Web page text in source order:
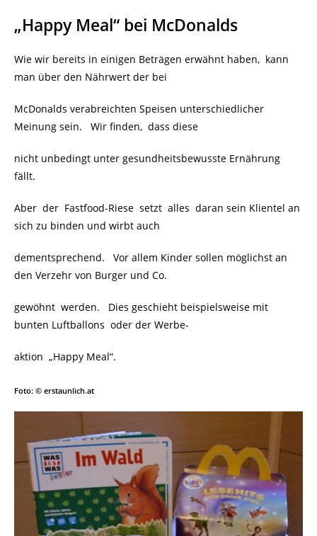
„Happy Meal“ bei McDonalds
Wie wir bereits in einigen Beträgen erwähnt haben, kann
man über den Nährwert der bei
McDonalds verabreichten Speisen unterschiedlicher
Meinung sein. Wir finden, dass diese
nicht unbedingt unter gesundheitsbewusste Ernährung
fällt.
Aber der Fastfood-Riese setzt alles daran sein Klientel an
sich zu binden und wirbt auch
dementsprechend. Vor allem Kinder sollen möglichst an
den Verzehr von Burger und Co.
gewöhnt werden. Dies geschieht beispielsweise mit
bunten Luftballons oder der Werbe-
aktion „Happy Meal“.
Foto: © erstaunlich.at